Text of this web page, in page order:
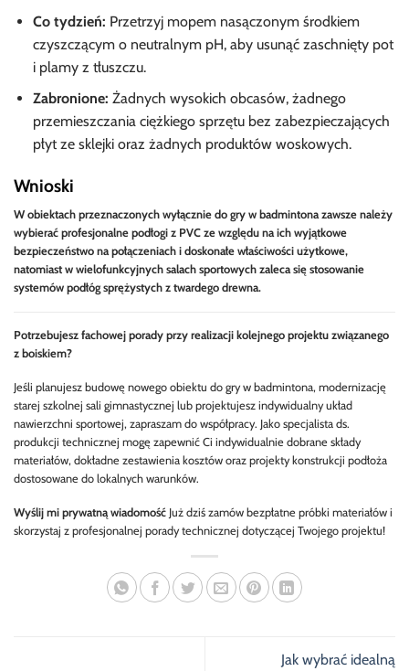
Co tydzień: Przetrzyj mopem nasączonym środkiem
czyszczącym o neutralnym pH, aby usunąć zaschnięty pot
i plamy z tłuszczu.
Zabronione: Żadnych wysokich obcasów, żadnego
przemieszczania ciężkiego sprzętu bez zabezpieczających
płyt ze sklejki oraz żadnych produktów woskowych.
Wnioski
W obiektach przeznaczonych wyłącznie do gry w badmintona zawsze należy
wybierać profesjonalne podłogi z PVC ze względu na ich wyjątkowe
bezpieczeństwo na połączeniach i doskonałe właściwości użytkowe,
natomiast w wielofunkcyjnych salach sportowych zaleca się stosowanie
systemów podłóg sprężystych z twardego drewna.
Potrzebujesz fachowej porady przy realizacji kolejnego projektu związanego
z boiskiem?
Jeśli planujesz budowę nowego obiektu do gry w badmintona, modernizację
starej szkolnej sali gimnastycznej lub projektujesz indywidualny układ
nawierzchni sportowej, zapraszam do współpracy. Jako specjalista ds.
produkcji technicznej mogę zapewnić Ci indywidualnie dobrane składy
materiałów, dokładne zestawienia kosztów oraz projekty konstrukcji podłoża
dostosowane do lokalnych warunków.
Wyślij mi prywatną wiadomość Już dziś zamów bezpłatne próbki materiałów i
skorzystaj z profesjonalnej porady technicznej dotyczącej Twojego projektu!
Jak wybrać idealną